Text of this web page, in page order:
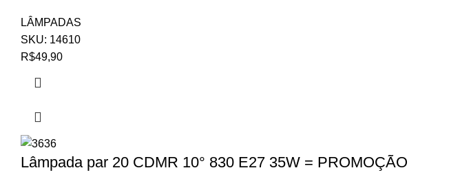
LÂMPADAS
SKU: 14610
R$49,90
Lâmpada par 20 CDMR 10° 830 E27 35W = PROMOÇÃO